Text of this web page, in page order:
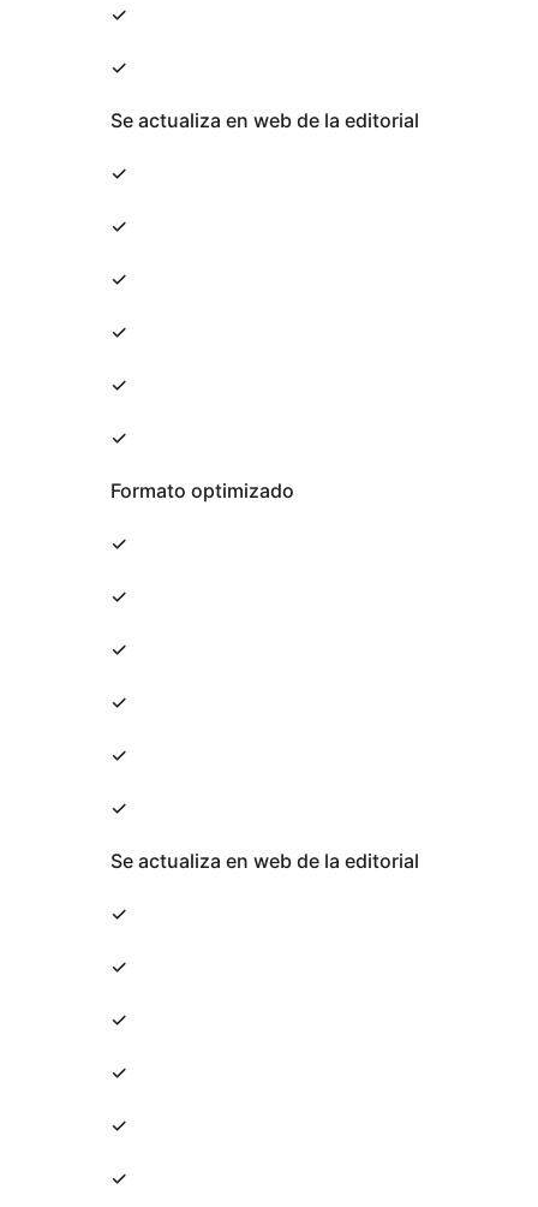
✓
✓
Se actualiza en web de la editorial
✓
✓
✓
✓
✓
✓
Formato optimizado
✓
✓
✓
✓
✓
✓
Se actualiza en web de la editorial
✓
✓
✓
✓
✓
✓